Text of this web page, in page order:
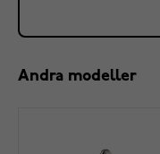
Andra modeller